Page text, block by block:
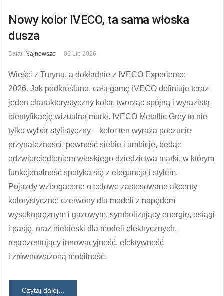
Nowy kolor IVECO, ta sama włoska
dusza
Dział: Najnowsze 06 Lip 2026
Wieści z Turynu, a dokładnie z IVECO Experience
2026. Jak podkreślano, całą gamę IVECO definiuje teraz
jeden charakterystyczny kolor, tworząc spójną i wyrazistą
identyfikację wizualną marki. IVECO Metallic Grey to nie
tylko wybór stylistyczny – kolor ten wyraża poczucie
przynależności, pewność siebie i ambicję, będąc
odzwierciedleniem włoskiego dziedzictwa marki, w którym
funkcjonalność spotyka się z elegancją i stylem.
Pojazdy wzbogacone o celowo zastosowane akcenty
kolorystyczne: czerwony dla modeli z napędem
wysokoprężnym i gazowym, symbolizujący energię, osiągi
i pasję, oraz niebieski dla modeli elektrycznych,
reprezentujący innowacyjność, efektywność
i zrównoważoną mobilność.
Czytaj dalej...